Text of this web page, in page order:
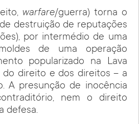
warfare/guerra) torna o
destruição de reputações
por intermédio de uma
de uma operação
popularizado na Lava
direito e dos direitos – a
A presunção de inocência
nem o direito
defesa.